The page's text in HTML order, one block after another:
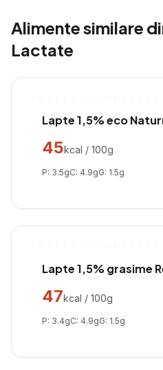
Alimente similare
Lactate
Lapte 1,5% eco
45kcal / 100g
P: 3.5gC: 4.9gG: 1.5g
Lapte 1,5% grasime
47kcal / 100g
P: 3.4gC: 4.9gG: 1.5g